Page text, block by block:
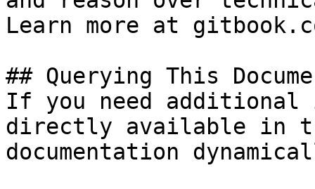
Learn more at
## Querying This
If you need
directly available in
documentation